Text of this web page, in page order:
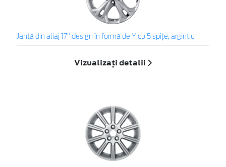
Jantă din aliaj 17" design în formă de Y cu 5 spiţe, argintiu
Vizualizați detalii